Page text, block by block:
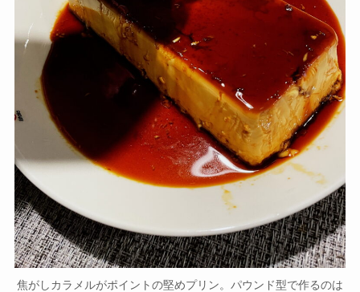
焦がしカラメルがポイントの堅めプリン。パウンド型で作るのは